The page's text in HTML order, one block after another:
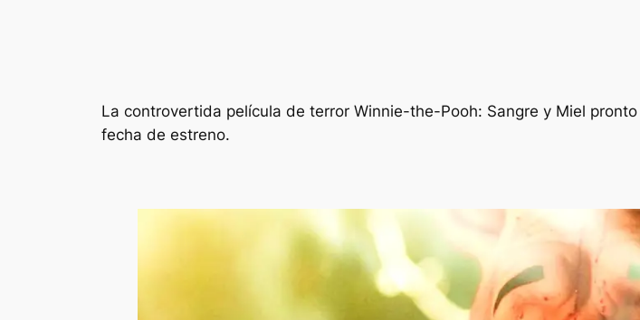
La controvertida película de terror Winnie-the-Pooh: Sangre y Miel
fecha de estreno.